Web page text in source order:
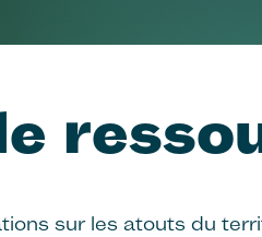
sur les atouts du